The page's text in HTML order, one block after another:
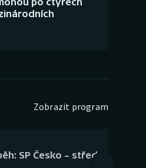
Zobrazit program
SP Česko – střední trať